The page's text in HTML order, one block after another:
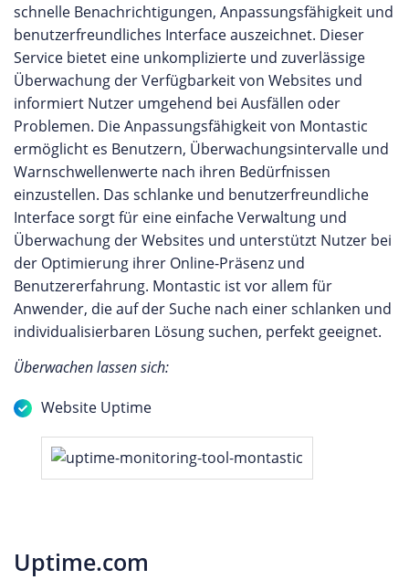
schnelle Benachrichtigungen, Anpassungsfähigkeit und
benutzerfreundliches Interface auszeichnet. Dieser
Service bietet eine unkomplizierte und zuverlässige
Überwachung der Verfügbarkeit von Websites und
informiert Nutzer umgehend bei Ausfällen oder
Problemen. Die Anpassungsfähigkeit von Montastic
ermöglicht es Benutzern, Überwachungsintervalle und
Warnschwellenwerte nach ihren Bedürfnissen
einzustellen. Das schlanke und benutzerfreundliche
Interface sorgt für eine einfache Verwaltung und
Überwachung der Websites und unterstützt Nutzer bei
der Optimierung ihrer Online-Präsenz und
Benutzererfahrung. Montastic ist vor allem für
Anwender, die auf der Suche nach einer schlanken und
individualisierbaren Lösung suchen, perfekt geeignet.
Überwachen lassen sich:
Website Uptime
Uptime.com